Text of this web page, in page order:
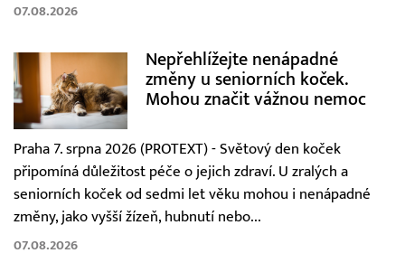
07.08.2026
Nepřehlížejte nenápadné
změny u seniorních koček.
Mohou značit vážnou nemoc
Praha 7. srpna 2026 (PROTEXT) - Světový den koček
připomíná důležitost péče o jejich zdraví. U zralých a
seniorních koček od sedmi let věku mohou i nenápadné
změny, jako vyšší žízeň, hubnutí nebo...
07.08.2026